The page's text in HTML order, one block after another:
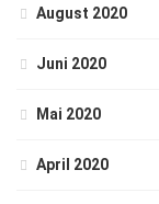
August 2020
Juni 2020
Mai 2020
April 2020